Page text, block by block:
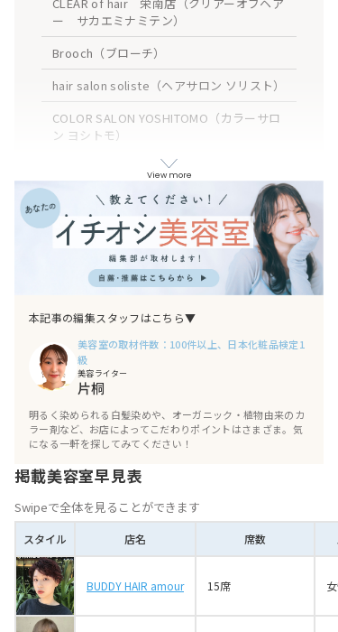
ー サカエミナミテン）
Brooch（ブローチ）
hair salon soliste（ヘアサロン ソリスト）
COLOR SALON YOSHITOMO（カラーサロ
ン ヨシトモ）
Belle BIANCA（ベルビアンカ）
torch（トーチ）
Emma ecole（エマエコル）
BOTANIUM by Rr SALON（ボタニウムバイ
アールサロン）
A/LEE 名古屋（アイリー ナゴヤ）
おわりに
View more
本記事の編集スタッフはこちら▼
美容室の取材件数：100件以上、日本化粧品検定1
級
美容ライター
片桐
明るく染められる白髪染めや、オーガニック・植物由来のカ
ラー剤など、お店によってこだわりポイントはさまざま。気
になる一軒を探してみてください！
掲載美容室早見表
Swipeで全体を見ることができます
スタイル 店名 席数
BUDDY HAIR amour 15席